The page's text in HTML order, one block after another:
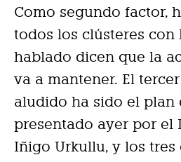
Como segundo factor,
todos los clústeres con
hablado dicen que la
va a mantener. El
aludido ha sido el plan
presentado ayer por el
Iñigo Urkullu, y los tres